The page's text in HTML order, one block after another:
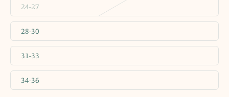
24-27
28-30
31-33
34-36